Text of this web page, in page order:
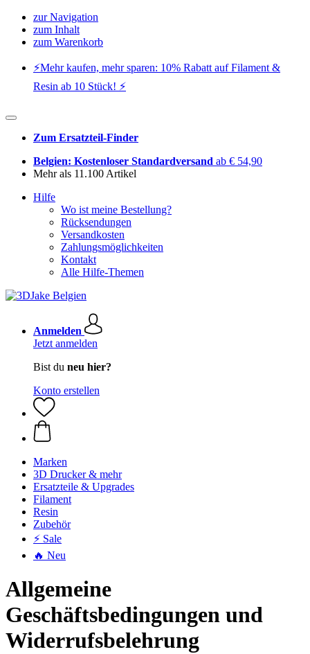
zur Navigation
zum Inhalt
zum Warenkorb
⚡️Mehr kaufen, mehr sparen: 10% Rabatt auf Filament &
Resin ab 10 Stück! ⚡️
Zum Ersatzteil-Finder
Belgien: Kostenloser Standardversand ab € 54,90
Mehr als 11.100 Artikel
Hilfe
Wo ist meine Bestellung?
Rücksendungen
Versandkosten
Zahlungsmöglichkeiten
Kontakt
Alle Hilfe-Themen
Anmelden
Jetzt anmelden
Bist du neu hier?
Konto erstellen
Marken
3D Drucker & mehr
Ersatzteile & Upgrades
Filament
Resin
Zubehör
⚡ Sale
🔥 Neu
Allgemeine
Geschäftsbedingungen und
Widerrufsbelehrung